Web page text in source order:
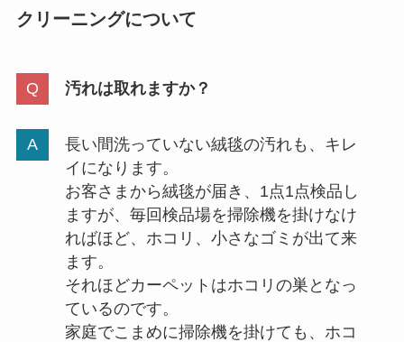
クリーニングについて
汚れは取れますか？
長い間洗っていない絨毯の汚れも、キレ
イになります。
お客さまから絨毯が届き、1点1点検品し
ますが、毎回検品場を掃除機を掛けなけ
ればほど、ホコリ、小さなゴミが出て来
ます。
それほどカーペットはホコリの巣となっ
ているのです。
家庭でこまめに掃除機を掛けても、ホコ